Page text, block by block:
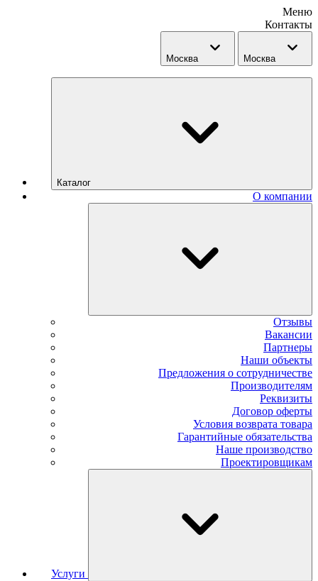
Меню
Контакты
Москва Москва
Каталог
О компании
Отзывы
Вакансии
Партнеры
Наши объекты
Предложения о сотрудничестве
Производителям
Реквизиты
Договор оферты
Условия возврата товара
Гарантийные обязательства
Наше производство
Проектировщикам
Услуги